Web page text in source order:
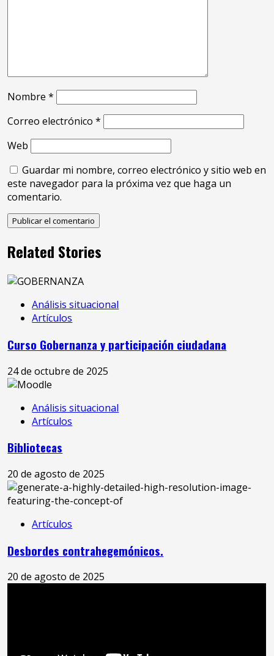
Nombre*
Correo electrónico*
Web
Guardar mi nombre, correo electrónico y sitio web en
este navegador para la próxima vez que haga un
comentario.
Related Stories
Análisis situacional
Artículos
Curso Gobernanza y participación ciudadana
24 de octubre de 2025
Análisis situacional
Artículos
Bibliotecas
20 de agosto de 2025
Artículos
Desbordes contrahegemónicos.
20 de agosto de 2025